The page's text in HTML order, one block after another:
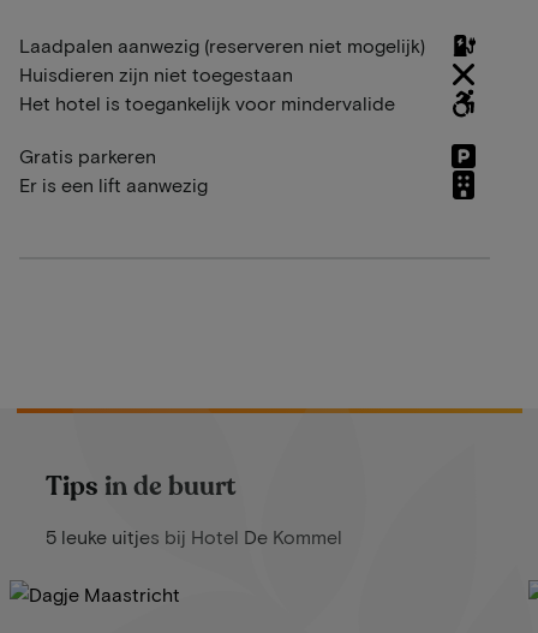
Laadpalen aanwezig (reserveren niet mogelijk)
Huisdieren zijn niet toegestaan
Het hotel is toegankelijk voor mindervalide
Gratis parkeren
Er is een lift aanwezig
Tips in de buurt
5 leuke uitjes bij Hotel De Kommel